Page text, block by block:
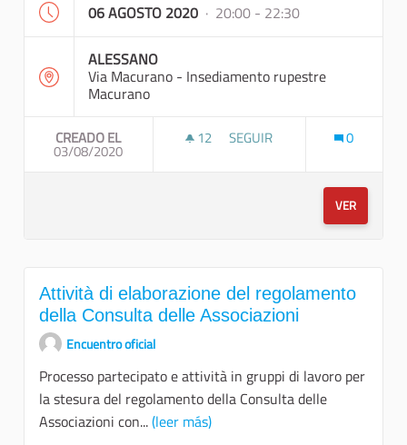
06 AGOSTO 2020 · 20:00 - 22:30
ALESSANO
Via Macurano - Insediamento rupestre
Macurano
CREADO EL
03/08/2020
12 12 SEGUIDORAS
SEGUIR 0
VER
Attività di elaborazione del regolamento
della Consulta delle Associazioni
Encuentro oficial
Processo partecipato e attività in gruppi di lavoro per
la stesura del regolamento della Consulta delle
Associazioni con...(leer más)